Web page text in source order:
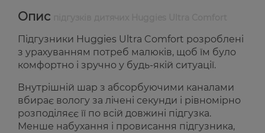
Опис
Підгузники Huggies Ultra Comfort розроблені
з урахуванням потреб малюків, щоб їм було
комфортно і зручно у будь-якій ситуації.
Внутрішній шар з абсорбуючими каналами
вбирає вологу за лічені секунди і рівномірно
розподіляєє її по всій довжині підгузка.
Менше набухання і провисання підгузника,